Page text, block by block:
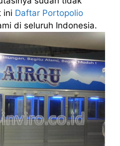
ini Daftar Portopolio
di seluruh Indonesia.